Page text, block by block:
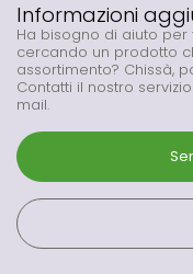
Informazioni
Ha bisogno di aiuto
cercando un prodotto
assortimento? Chissà,
Contatti il nostro
mail.